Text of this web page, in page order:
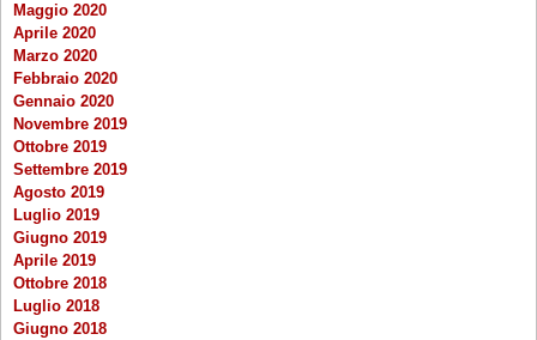
Maggio 2020
Aprile 2020
Marzo 2020
Febbraio 2020
Gennaio 2020
Novembre 2019
Ottobre 2019
Settembre 2019
Agosto 2019
Luglio 2019
Giugno 2019
Aprile 2019
Ottobre 2018
Luglio 2018
Giugno 2018